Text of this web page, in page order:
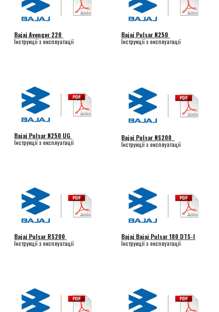
Bajaj Avenger 220
Інструкції з експлуатації
Bajaj Pulsar N250
Інструкції з експлуатації
Bajaj Pulsar N250 UG
Інструкції з експлуатації
Bajaj Pulsar NS200
Інструкції з експлуатації
Bajaj Pulsar RS200
Інструкції з експлуатації
Bajaj Bajaj Pulsar 180 DTS-I
Інструкції з експлуатації